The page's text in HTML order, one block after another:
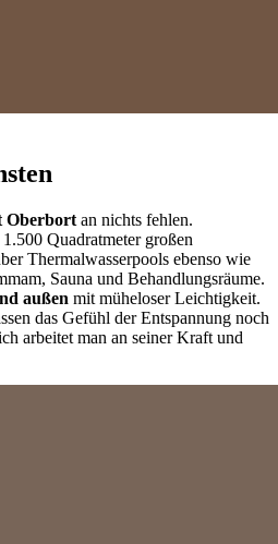
Oberbort an nichts fehlen.
Quadratmeter großen
Thermalwasserpools ebenso wie
Sauna und Behandlungsräume.
außen mit müheloser Leichtigkeit.
das Gefühl der Entspannung noch
arbeitet man an seiner Kraft und